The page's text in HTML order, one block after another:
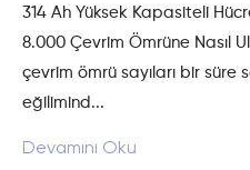
314 Ah Yüksek Kapasiteli
8.000 Çevrim Ömrüne Nasıl
çevrim ömrü sayıları bir süre
eğilimind...
Devamını Oku